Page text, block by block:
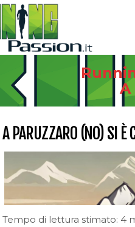
A
A PARUZZARO (NO) SI È
Tempo di lettura stimato: 4